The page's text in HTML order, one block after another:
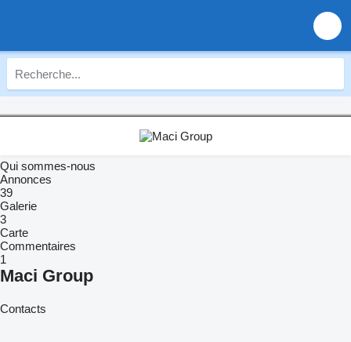
Qui sommes-nous
Annonces
39
Galerie
3
Carte
Commentaires
1
Maci Group
Contacts